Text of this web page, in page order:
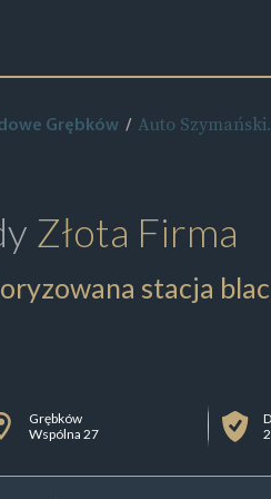
Grębków Auto
Złota Firma
stacja
Grębków
Wspólna 27